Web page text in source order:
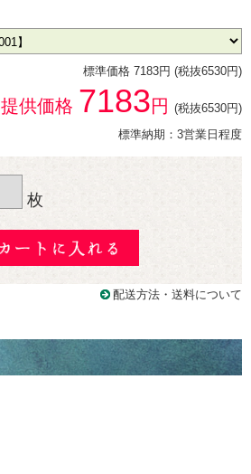
標準価格 7183円 (税抜6530円)
提供価格 7183円 (税抜6530円)
標準納期：3営業日程度
枚
配送方法・送料について